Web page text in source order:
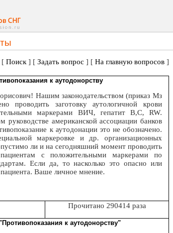
[ Поиск] [ Задать вопрос ] [ На главную вопросов]
к аутодонорству
Нашим законодательством (приказ Мз
заготовку аутологичной крови
маркерами ВИЧ, гепатит В,С, RW.
руководстве американской ассоциации банков
к аутодонации это не обозначено.
маркеровке и др. организационных
ли и на сегодняшний момент проводить
пациентам с положительными маркерами по
Если да, то насколько это опасно или
Ваше личное мнение.
Прочитано 290414 раза
к аутодонорству"